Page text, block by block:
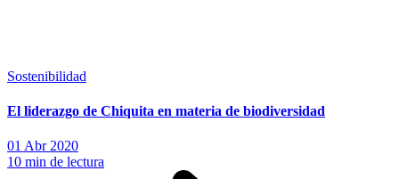
Sostenibilidad
El liderazgo de Chiquita en materia de biodiversidad
01 Abr 2020
10 min de lectura